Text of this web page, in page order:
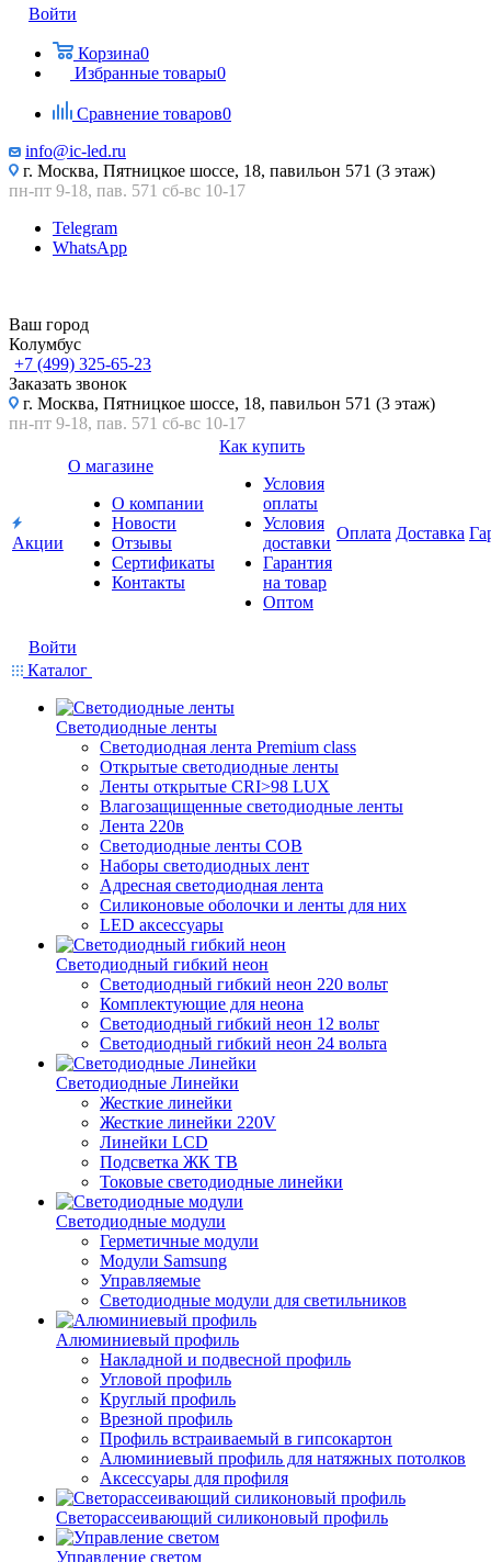
Войти
Корзина0
Избранные товары0
Сравнение товаров0
info@ic-led.ru
г. Москва, Пятницкое шоссе, 18, павильон 571 (3 этаж)
пн-пт 9-18, пав. 571 сб-вс 10-17
Telegram
WhatsApp
Ваш город
Колумбус
+7 (499) 325-65-23
Заказать звонок
г. Москва, Пятницкое шоссе, 18, павильон 571 (3 этаж)
пн-пт 9-18, пав. 571 сб-вс 10-17
Акции
О магазине
О компании
Новости
Отзывы
Сертификаты
Контакты
Как купить
Условия
оплаты
Условия
доставки
Гарантия
на товар
Оптом
Оплата Доставка
Войти
Каталог
Светодиодные ленты
Светодиодная лента Premium class
Открытые светодиодные ленты
Ленты открытые CRI>98 LUX
Влагозащищенные светодиодные ленты
Лента 220в
Светодиодные ленты COB
Наборы светодиодных лент
Адресная светодиодная лента
Силиконовые оболочки и ленты для них
LED аксессуары
Светодиодный гибкий неон
Светодиодный гибкий неон 220 вольт
Комплектующие для неона
Светодиодный гибкий неон 12 вольт
Светодиодный гибкий неон 24 вольта
Светодиодные Линейки
Жесткие линейки
Жесткие линейки 220V
Линейки LCD
Подсветка ЖК ТВ
Токовые светодиодные линейки
Светодиодные модули
Герметичные модули
Модули Samsung
Управляемые
Светодиодные модули для светильников
Алюминиевый профиль
Накладной и подвесной профиль
Угловой профиль
Круглый профиль
Врезной профиль
Профиль встраиваемый в гипсокартон
Алюминиевый профиль для натяжных потолков
Аксессуары для профиля
Светорассеивающий силиконовый профиль
Управление светом